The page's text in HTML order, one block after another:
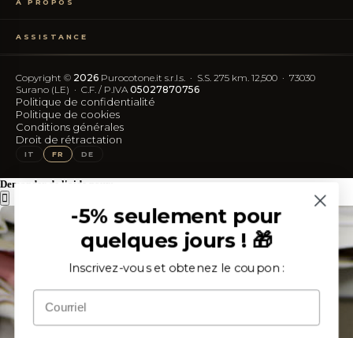
Percale ou Satin ?
TC300 vs Coton Égyptien
À PROPOS
Notre artisanat
Certification OEKO-TEX
Blog
Avis Trustpilot
ASSISTANCE
FAQ
Frais d'expédition
SUIVEZ-NOUS
IG FB
Copyright © 2026 Purocotone.it s.r.l.s. · S.S. 275 km. 12,500 · 73030
Surano (LE) · C.F. / P.IVA05027870756
Politique de confidentialité
Politique de cookies
Conditions générales
Droit de rétractation
IT FR DE
Demander de l'aide pour:
-5% seulement pour
quelques jours ! 🎁
Inscrivez-vous et obtenez le coupon :